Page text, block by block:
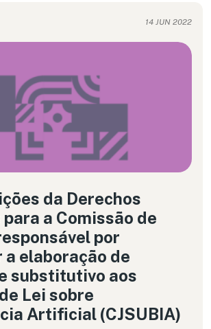
14 JUN 2022
da Derechos
a Comissão de
por
elaboração de
substitutivo aos
Lei sobre
Artificial (CJSUBIA)